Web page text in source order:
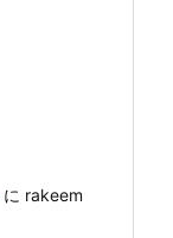
に rakeem